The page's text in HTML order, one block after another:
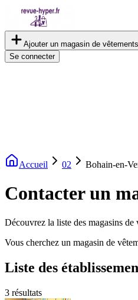
Ajouter un magasin de vêtements
Se connecter
Accueil 02 Bohain-en-
Contacter un
Découvrez la liste des magasins
Vous cherchez un magasin de
Liste des
3 résultats